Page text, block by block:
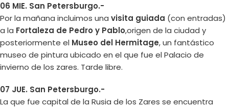
06 MIE. San Petersburgo.-
Por la mañana incluimos una visita guiada (con entradas)
a la Fortaleza de Pedro y Pablo,origen de la ciudad y
posteriormente el Museo del Hermitage, un fantástico
museo de pintura ubicado en el que fue el Palacio de
invierno de los zares. Tarde libre.
07 JUE. San Petersburgo.-
La que fue capital de la Rusia de los Zares se encuentra